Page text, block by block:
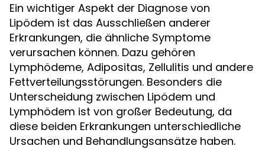
Ein wichtiger Aspekt der Diagnose von
Lipödem ist das Ausschließen anderer
Erkrankungen, die ähnliche Symptome
verursachen können. Dazu gehören
Lymphödeme, Adipositas, Zellulitis und andere
Fettverteilungsstörungen. Besonders die
Unterscheidung zwischen Lipödem und
Lymphödem ist von großer Bedeutung, da
diese beiden Erkrankungen unterschiedliche
Ursachen und Behandlungsansätze haben.